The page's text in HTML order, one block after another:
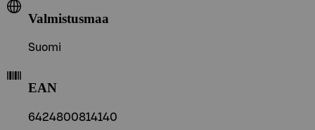
Valmistusmaa
Suomi
EAN
6424800814140